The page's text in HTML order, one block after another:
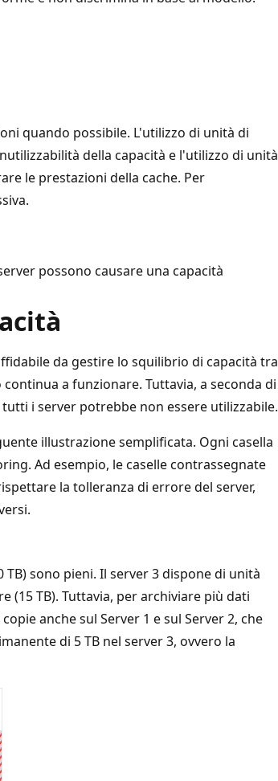
quando possibile. L'utilizzo di unità di
della capacità e l'utilizzo di unità
le prestazioni della cache. Per
possono causare una capacità
da gestire lo squilibrio di capacità tra
a funzionare. Tuttavia, a seconda di
i server potrebbe non essere utilizzabile.
illustrazione semplificata. Ogni casella
Ad esempio, le caselle contrassegnate
la tolleranza di errore del server,
TB) sono pieni. Il server 3 dispone di unità
(15 TB). Tuttavia, per archiviare più dati
anche sul Server 1 e sul Server 2, che
di 5 TB nel server 3, ovvero la